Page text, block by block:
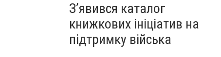
З’явився каталог
книжкових ініціатив на
підтримку війська